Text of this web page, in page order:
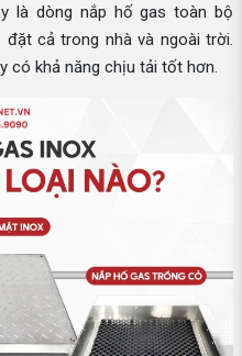
là dòng nắp hố gas toàn bộ
cả trong nhà và ngoài trời.
có khả năng chịu tải tốt hơn.